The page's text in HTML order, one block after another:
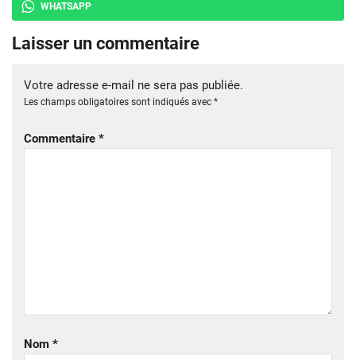
WHATSAPP
Laisser un commentaire
Votre adresse e-mail ne sera pas publiée.
Les champs obligatoires sont indiqués avec *
Commentaire *
Nom *